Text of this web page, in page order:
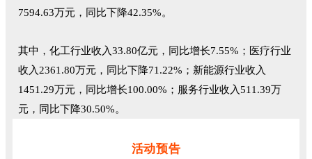
7594.63万元，同比下降42.35%。
其中，化工行业收入33.80亿元，同比增长7.55%；医疗行业
收入2361.80万元，同比下降71.22%；新能源行业收入
1451.29万元，同比增长100.00%；服务行业收入511.39万
元，同比下降30.50%。
活动预告